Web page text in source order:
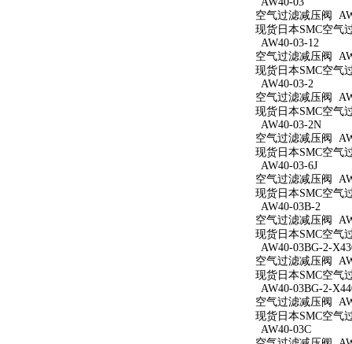
空气过滤减压阀
现货日本SMC空气
AW40-03-12
空气过滤减压阀
现货日本SMC空气
AW40-03-2
空气过滤减压阀
现货日本SMC空气
AW40-03-2N
空气过滤减压阀
现货日本SMC空气
AW40-03-6J
空气过滤减压阀
现货日本SMC空气
AW40-03B-2
空气过滤减压阀
现货日本SMC空气
AW40-03BG-2-
空气过滤减压阀
现货日本SMC空气
AW40-03BG-2-
空气过滤减压阀
现货日本SMC空气
AW40-03C